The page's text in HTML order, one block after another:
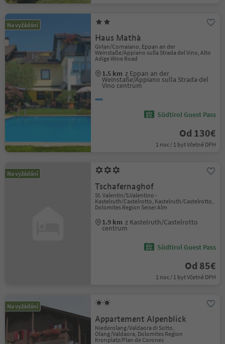
Na vyžádání
Haus Mathà
Girlan/Cornaiano, Eppan an der
Weinstaße/Appiano sulla Strada del Vino, Alto
Adige Wine Road
1.5 km z Eppan an der
Weinstaße/Appiano sulla Strada del
Vino centrum
Südtirol Guest Pass
Od 130€
1 noc / 1 byt Včetně DPH
Na vyžádání
Tschafernaghof
St. Valentin/S.Valentino -
Kastelruth/Castelrotto, Kastelruth/Castelrotto,
Dolomites Region Seiser Alm
1.9 km z Kastelruth/Castelrotto
centrum
Südtirol Guest Pass
Od 85€
1 noc / 1 byt Včetně DPH
Na vyžádání
Appartement Alpenblick
Niederolang/Valdaora di Sotto,
Olang/Valdaora, Dolomites Region
Kronplatz/Plan de Corones